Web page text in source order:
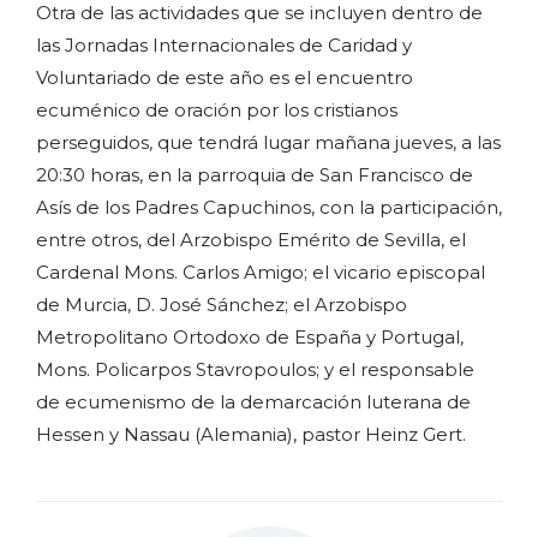
Otra de las actividades que se incluyen dentro de
las Jornadas Internacionales de Caridad y
Voluntariado de este año es el encuentro
ecuménico de oración por los cristianos
perseguidos, que tendrá lugar mañana jueves, a las
20:30 horas, en la parroquia de San Francisco de
Asís de los Padres Capuchinos, con la participación,
entre otros, del Arzobispo Emérito de Sevilla, el
Cardenal Mons. Carlos Amigo; el vicario episcopal
de Murcia, D. José Sánchez; el Arzobispo
Metropolitano Ortodoxo de España y Portugal,
Mons. Policarpos Stavropoulos; y el responsable
de ecumenismo de la demarcación luterana de
Hessen y Nassau (Alemania), pastor Heinz Gert.